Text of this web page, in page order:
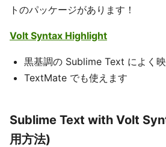
トのパッケージがあります！
Volt Syntax Highlight
黒基調の Sublime Text によく
TextMate でも使えます
Sublime Text with Volt
用方法)